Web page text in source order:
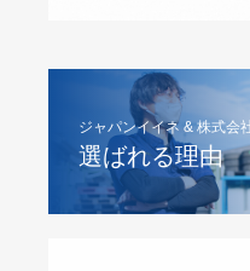
ジャパンイイネ & 株式会
選ばれる理由